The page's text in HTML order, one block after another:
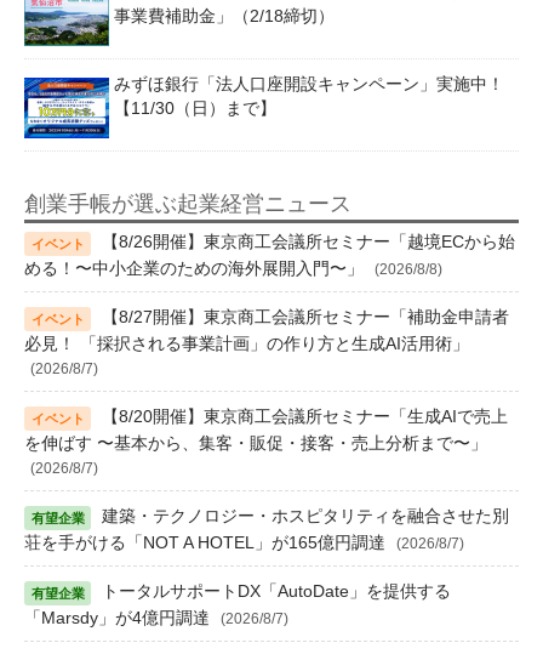
事業費補助金」（2/18締切）
みずほ銀行「法人口座開設キャンペーン」実施中！
【11/30（日）まで】
創業手帳が選ぶ起業経営ニュース
【8/26開催】東京商工会議所セミナー「越境ECから始
める！〜中小企業のための海外展開入門〜」
(2026/8/8)
【8/27開催】東京商工会議所セミナー「補助金申請者
必見！ 「採択される事業計画」の作り方と生成AI活用術」
(2026/8/7)
【8/20開催】東京商工会議所セミナー「生成AIで売上
を伸ばす 〜基本から、集客・販促・接客・売上分析まで〜」
(2026/8/7)
建築・テクノロジー・ホスピタリティを融合させた別
荘を手がける「NOT A HOTEL」が165億円調達
(2026/8/7)
トータルサポートDX「AutoDate」を提供する
「Marsdy」が4億円調達
(2026/8/7)